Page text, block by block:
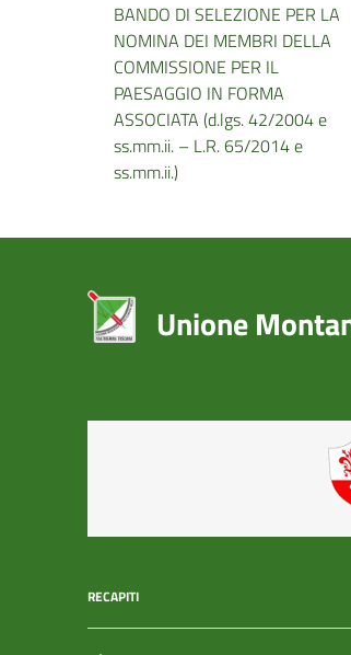
BANDO DI SELEZIONE PER LA
NOMINA DEI MEMBRI DELLA
COMMISSIONE PER IL
PAESAGGIO IN FORMA
ASSOCIATA (d.lgs. 42/2004 e
ss.mm.ii. – L.R. 65/2014 e
ss.mm.ii.)
Unione
RECAPITI